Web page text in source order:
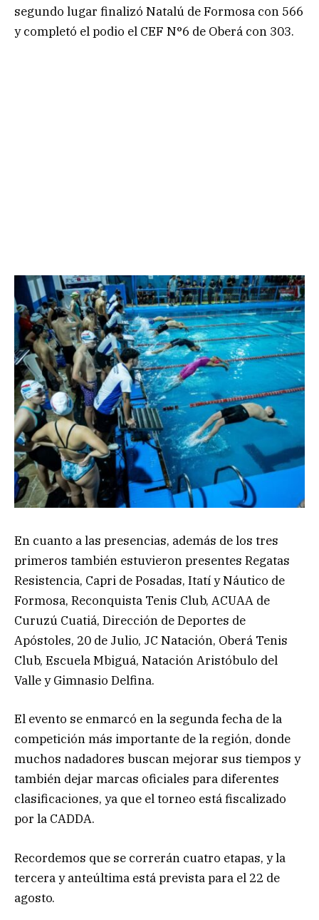
segundo lugar finalizó Natalú de Formosa con 566
y completó el podio el CEF N°6 de Oberá con 303.
En cuanto a las presencias, además de los tres
primeros también estuvieron presentes Regatas
Resistencia, Capri de Posadas, Itatí y Náutico de
Formosa, Reconquista Tenis Club, ACUAA de
Curuzú Cuatiá, Dirección de Deportes de
Apóstoles, 20 de Julio, JC Natación, Oberá Tenis
Club, Escuela Mbiguá, Natación Aristóbulo del
Valle y Gimnasio Delfina.
El evento se enmarcó en la segunda fecha de la
competición más importante de la región, donde
muchos nadadores buscan mejorar sus tiempos y
también dejar marcas oficiales para diferentes
clasificaciones, ya que el torneo está fiscalizado
por la CADDA.
Recordemos que se correrán cuatro etapas, y la
tercera y anteúltima está prevista para el 22 de
agosto.